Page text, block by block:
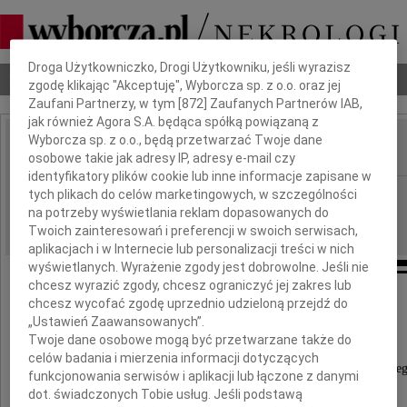
Nekrologi Odeszli Poradnik pogrzebowy
IMIĘ I NAZWISKO:
REGION: Kielce
DATA EMISJI: 24.09.2011
Podziękowanie
Serdeczne podziękowania
wszystkim tym, którzy 21 września 2011 roku
moją ukochaną
Dbamy o Twoją prywatność
Droga Użytkowniczko, Drogi Użytkowniku, jeśli wyrazisz
zgodę klikając "Akceptuję", Wyborcza sp. z o.o. oraz jej
Zaufani Partnerzy, w tym [872 ] Zaufanych Partnerów IAB,
jak również Agora S.A. będąca spółką powiązaną z
Wyborcza sp. z o.o., będą przetwarzać Twoje dane
osobowe takie jak adresy IP, adresy e-mail czy
identyfikatory plików cookie lub inne informacje zapisane w
tych plikach do celów marketingowych, w szczególności
na potrzeby wyświetlania reklam dopasowanych do
Twoich zainteresowań i preferencji w swoich serwisach,
aplikacjach i w Internecie lub personalizacji treści w nich
wyświetlanych. Wyrażenie zgody jest dobrowolne. Jeśli nie
chcesz wyrazić zgody, chcesz ograniczyć jej zakres lub
chcesz wycofać zgodę uprzednio udzieloną przejdź do
„Ustawień Zaawansowanych”.
Twoje dane osobowe mogą być przetwarzane także do
celów badania i mierzenia informacji dotyczących
funkcjonowania serwisów i aplikacji lub łączone z danymi
dot. świadczonych Tobie usług. Jeśli podstawą